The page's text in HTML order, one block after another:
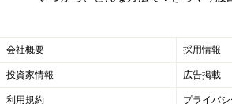
会社概要 採用情報
投資家情報 広告掲載
利用規約 プライバ